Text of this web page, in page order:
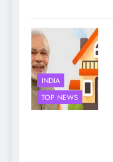
INDIA
TOP NEWS